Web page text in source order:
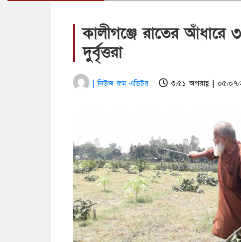
কালীগঞ্জে রাতের আঁধারে
দুর্বৃত্তরা
| নিউজ রুম এডিটর ৩:৫১ অপরাহ্ণ | ০৫/